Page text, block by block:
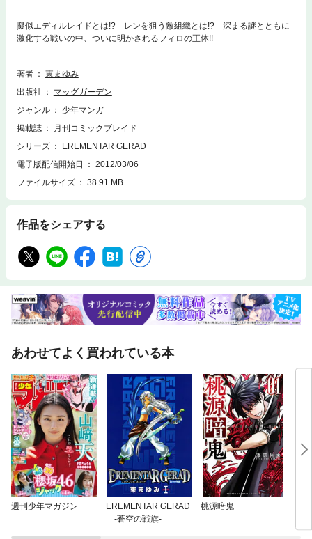
擬似エディルレイドとは!? レンを狙う敵組織とは!? 深まる謎とともに
激化する戦いの中、ついに明かされるフィロの正体!!
著者
東まゆみ
出版社
マッグガーデン
ジャンル
少年マンガ
掲載誌
月刊コミックブレイド
シリーズ
EREMENTAR GERAD
電子版配信開始日
2012/03/06
ファイルサイズ
38.91 MB
作品をシェアする
あわせてよく買われている本
週刊少年マガジン
EREMENTAR GERAD
-蒼空の戦旗-
桃源暗鬼